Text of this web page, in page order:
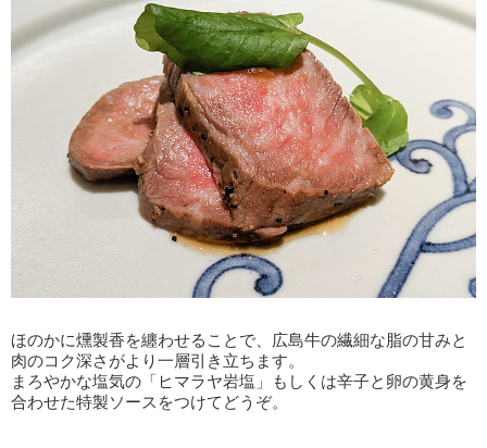
ほのかに燻製香を纏わせることで、広島牛の繊細な脂の甘みと
肉のコク深さがより一層引き立ちます。
まろやかな塩気の「ヒマラヤ岩塩」もしくは辛子と卵の黄身を
合わせた特製ソースをつけてどうぞ。